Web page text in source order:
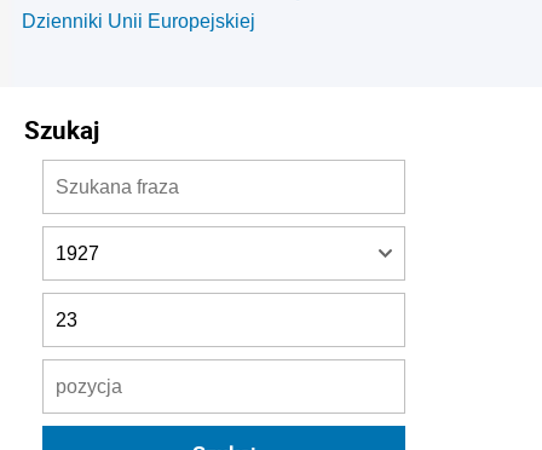
Dzienniki Unii Europejskiej
Szukaj